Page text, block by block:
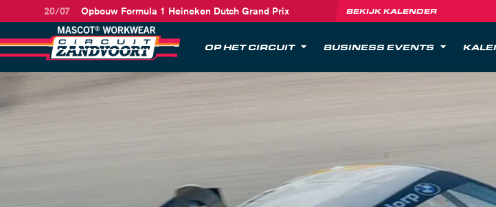
20/07 Opbouw Formula 1 Heineken Dutch Grand Prix BEKIJK KALENDER
OP HET CIRCUIT BUSINESS EVENTS